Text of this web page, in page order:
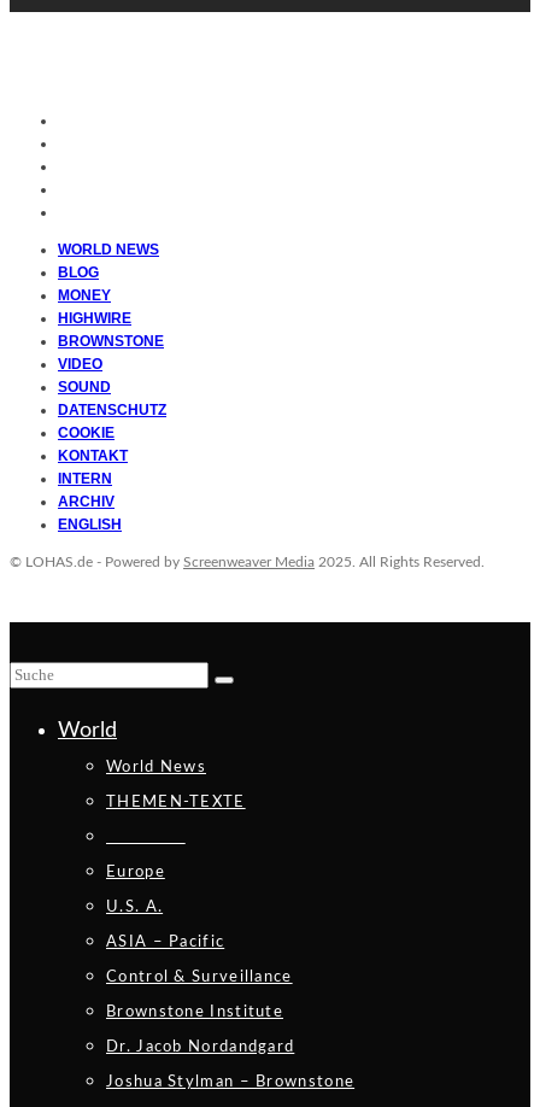
WORLD NEWS
BLOG
MONEY
HIGHWIRE
BROWNSTONE
VIDEO
SOUND
DATENSCHUTZ
COOKIE
KONTAKT
INTERN
ARCHIV
ENGLISH
© LOHAS.de - Powered by Screenweaver Media 2025. All Rights Reserved.
World
World News
THEMEN-TEXTE
Europe
U.S. A.
ASIA – Pacific
Control & Surveillance
Brownstone Institute
Dr. Jacob Nordandgard
Joshua Stylman – Brownstone